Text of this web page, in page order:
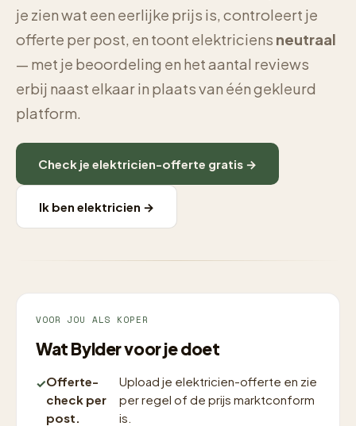
je zien wat een eerlijke prijs is, controleert je
offerte per post, en toont elektriciens neutraal
— met je beoordeling en het aantal reviews
erbij naast elkaar in plaats van één gekleurd
platform.
Check je elektricien-offerte gratis →
Ik ben elektricien →
VOOR JOU ALS KOPER
Wat Bylder voor je doet
Offerte-
check per
post.
Upload je elektricien-offerte en zie
per regel of de prijs marktconform
is.